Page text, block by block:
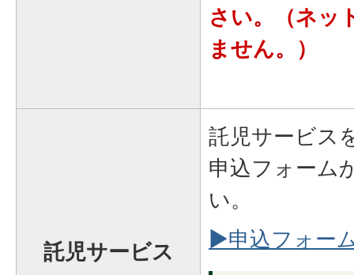
さい。（ネッ
ません。）
託児サービス
託児サービス
申込フォーム
い。
▶申込フォー